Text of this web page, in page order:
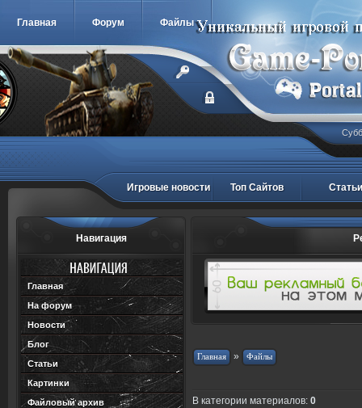
Главная Форум Файлы
Игровые новости Топ Сайтов Статьи
Навигация
Главная
На форум
Новости
Блог
Статьи
Картинки
Файловый архив
»
В категории материалов: 0